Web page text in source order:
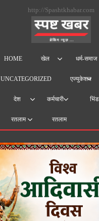
http://Spashtkhabar.com
HOME खेल धर्म-समाज
UNCATEGORIZED एज्युकेशन
देश कर्मचारी भिंड
रतलाम रतलाम